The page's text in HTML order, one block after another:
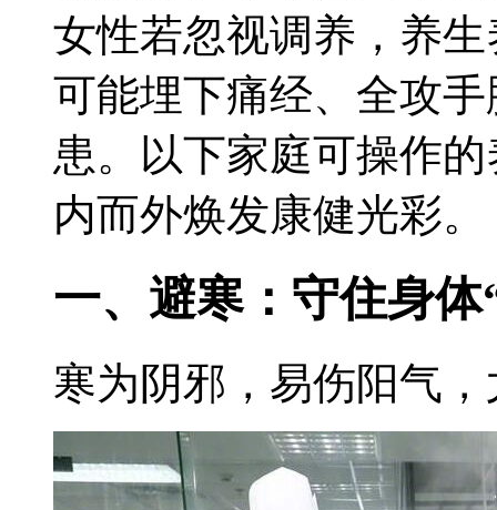
女性若忽视调养，养
可能埋下痛经、全攻
患。以下家庭可操作
内而外焕发康健光彩。
一、避寒：守住身体
寒为阴邪，易伤阳气